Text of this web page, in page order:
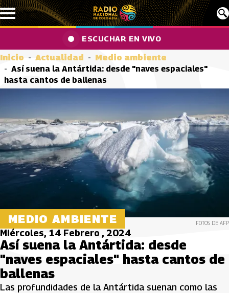
Pasar al contenido principal
ESCUCHAR EN VIVO
Inicio Actualidad
Medio ambiente
Así suena la Antártida: desde "naves espaciales"
hasta cantos de ballenas
MEDIO AMBIENTE FOTOS DE AFP
Miércoles, 14 Febrero , 2024
Así suena la Antártida: desde
"naves espaciales" hasta cantos de
ballenas
Las profundidades de la Antártida suenan como las